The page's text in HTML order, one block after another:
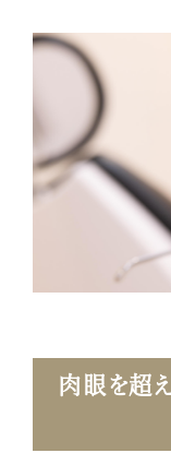
肉眼を超